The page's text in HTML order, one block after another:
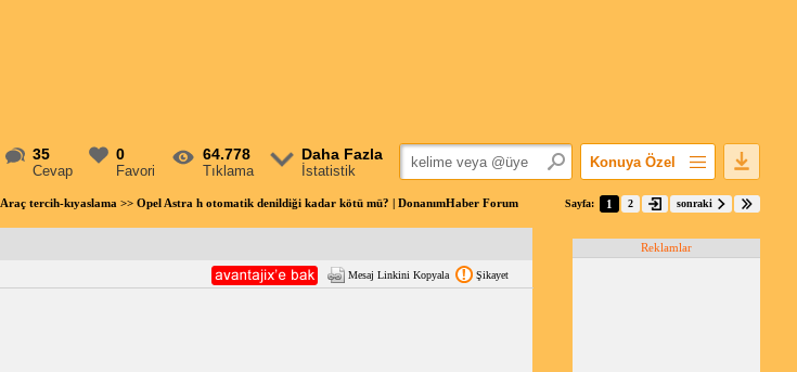
35
Cevap
0
Favori
64.778
Tıklama
Daha Fazla
İstatistik
Konuya Özel
Favorilerime Ekle
Popüler Mesajlar
Araç tercih-kıyaslama >> Opel Astra h otomatik denildiği kadar kötü mü? | DonanımHaber Forum Sayfa: 1 2 sonraki
Mesaj Linkini Kopyala Şikayet
Reklamlar